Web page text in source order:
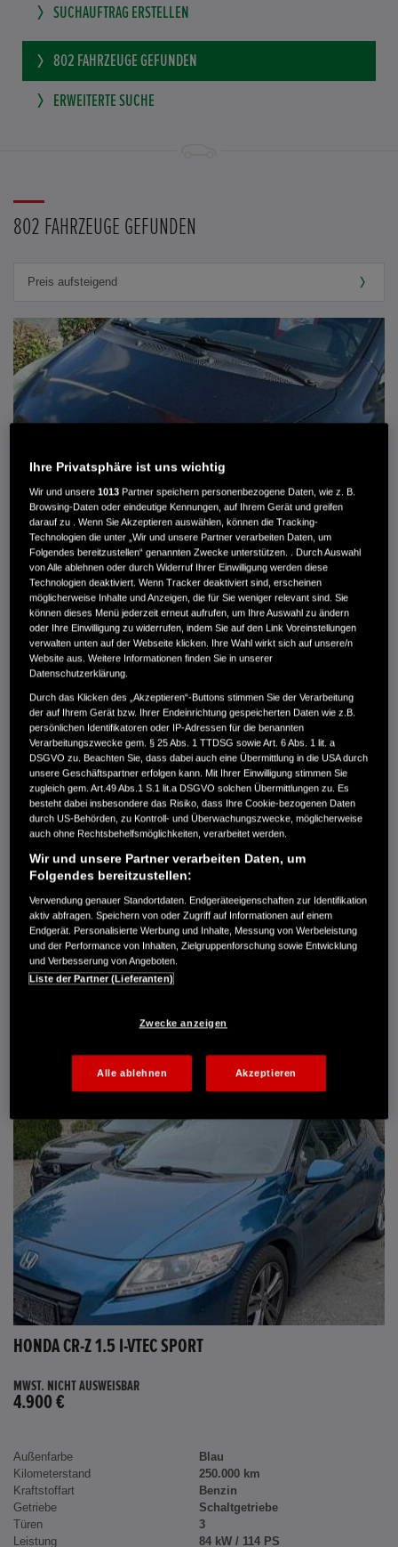
SUCHAUFTRAG ERSTELLEN
802 FAHRZEUGE GEFUNDEN
ERWEITERTE SUCHE
802 FAHRZEUGE GEFUNDEN
MWST. NICHT AUSWEISBAR
3.900 €
Außenfarbe
crystal black pearl
Kilometerstand
166.000 km
Kraftstoffart
Super
Getriebe
Automatik
Türen
5
Leistung
61 kW / 83 PS
Hubraum
1.339 cm³
Erstzulassung
10.2007
Bauart
Limousine
AUTO HARKE GMBH
Randersweide 59-63
21035 Hamburg
+49 40 735 935 0
DETAILS
HONDA CR-Z 1.5 I-VTEC SPORT
MWST. NICHT AUSWEISBAR
4.900 €
Außenfarbe
Blau
Kilometerstand
250.000 km
Kraftstoffart
Benzin
Getriebe
Schaltgetriebe
Türen
3
Leistung
84 kW / 114 PS
Ihre Privatsphäre ist uns wichtig
Wir und unsere1013 Partner speichern personenbezogene Daten, wie z. B.
Browsing-Daten oder eindeutige Kennungen, auf Ihrem Gerät und greifen
darauf zu . Wenn Sie Akzeptieren auswählen, können die Tracking-
Technologien die unter „Wir und unsere Partner verarbeiten Daten, um
Folgendes bereitzustellen“ genannten Zwecke unterstützen. . Durch Auswahl
von Alle ablehnen oder durch Widerruf Ihrer Einwilligung werden diese
Technologien deaktiviert. Wenn Tracker deaktiviert sind, erscheinen
möglicherweise Inhalte und Anzeigen, die für Sie weniger relevant sind. Sie
können dieses Menü jederzeit erneut aufrufen, um Ihre Auswahl zu ändern
oder Ihre Einwilligung zu widerrufen, indem Sie auf den Link Voreinstellungen
verwalten unten auf der Webseite klicken. Ihre Wahl wirkt sich auf unsere/n
Website aus. Weitere Informationen finden Sie in unserer
Datenschutzerklärung.
Durch das Klicken des „Akzeptieren“-Buttons stimmen Sie der Verarbeitung
der auf Ihrem Gerät bzw. Ihrer Endeinrichtung gespeicherten Daten wie z.B.
persönlichen Identifikatoren oder IP-Adressen für die benannten
Verarbeitungszwecke gem. § 25 Abs. 1 TTDSG sowie Art. 6 Abs. 1 lit. a
DSGVO zu. Beachten Sie, dass dabei auch eine Übermittlung in die USA durch
unsere Geschäftspartner erfolgen kann. Mit Ihrer Einwilligung stimmen Sie
zugleich gem. Art.49 Abs.1 S.1 lit.a DSGVO solchen Übermittlungen zu. Es
besteht dabei insbesondere das Risiko, dass Ihre Cookie-bezogenen Daten
durch US-Behörden, zu Kontroll- und Überwachungszwecke, möglicherweise
auch ohne Rechtsbehelfsmöglichkeiten, verarbeitet werden.
Wir und unsere Partner verarbeiten Daten, um
Folgendes bereitzustellen:
Verwendung genauer Standortdaten. Endgeräteeigenschaften zur Identifikation
aktiv abfragen. Speichern von oder Zugriff auf Informationen auf einem
Endgerät. Personalisierte Werbung und Inhalte, Messung von Werbeleistung
und der Performance von Inhalten, Zielgruppenforschung sowie Entwicklung
und Verbesserung von Angeboten.
Liste der Partner (Lieferanten)
Zwecke anzeigen
Alle ablehnen Akzeptieren